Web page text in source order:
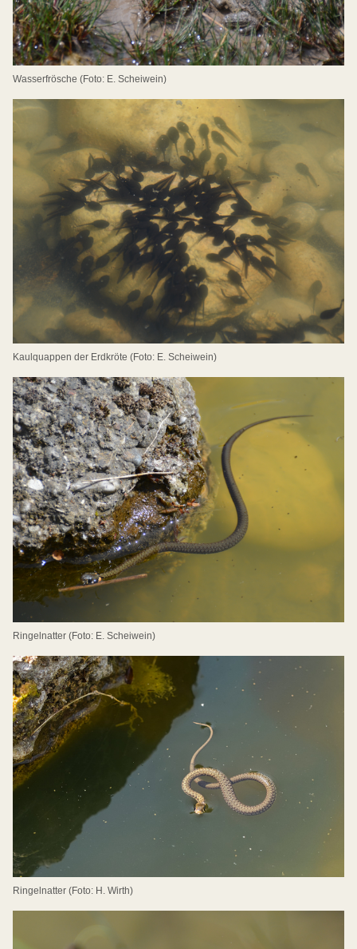
Wasserfrösche (Foto: E. Scheiwein)
Kaulquappen der Erdkröte (Foto: E. Scheiwein)
Ringelnatter (Foto: E. Scheiwein)
Ringelnatter (Foto: H. Wirth)